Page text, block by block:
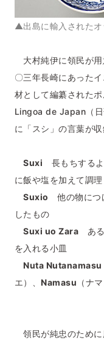
▲出島に輸入されたオ
大村純伊に領民が用
〇三年長崎にあった
材として編纂された
Lingoa de Japan（日
に「スシ」の言葉が収
Suxi 長もちするよ
に飯や塩を加えて調理
Suxio
他の物につ
したもの
Suxi uo Zara あ
を入れる小皿
Nuta Nutanamasu
エ）、Namasu （ナ
領民が純忠のために